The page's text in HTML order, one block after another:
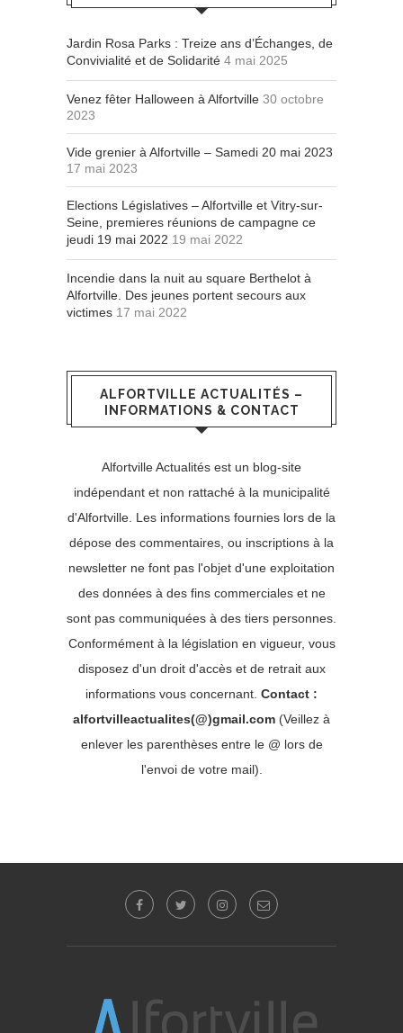
Jardin Rosa Parks : Treize ans d’Échanges, de
Convivialité et de Solidarité 4 mai 2025
Venez fêter Halloween à Alfortville 30 octobre
2023
Vide grenier à Alfortville – Samedi 20 mai 2023
17 mai 2023
Elections Législatives – Alfortville et Vitry-sur-
Seine, premieres réunions de campagne ce
jeudi 19 mai 2022 19 mai 2022
Incendie dans la nuit au square Berthelot à
Alfortville. Des jeunes portent secours aux
victimes 17 mai 2022
ALFORTVILLE ACTUALITÉS –
INFORMATIONS & CONTACT
Alfortville Actualités est un blog-site
indépendant et non rattaché à la municipalité
d'Alfortville. Les informations fournies lors de la
dépose des commentaires, ou inscriptions à la
newsletter ne font pas l'objet d'une exploitation
des données à des fins commerciales et ne
sont pas communiquées à des tiers personnes.
Conformément à la législation en vigueur, vous
disposez d'un droit d'accès et de retrait aux
informations vous concernant. Contact :
alfortvilleactualites(@)gmail.com (Veillez à
enlever les parenthèses entre le @ lors de
l'envoi de votre mail).